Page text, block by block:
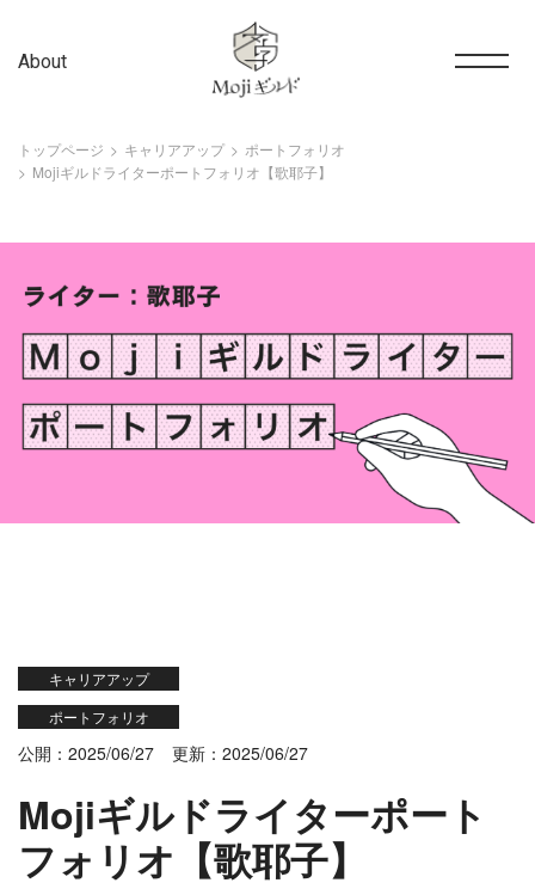
About
トップページ キャリアアップ
ポートフォリオ
Mojiギルドライターポートフォリオ【歌耶子】
キャリアアップ
ポートフォリオ
公開：2025/06/27 更新：2025/06/27
Mojiギルドライターポート
フォリオ【歌耶子】